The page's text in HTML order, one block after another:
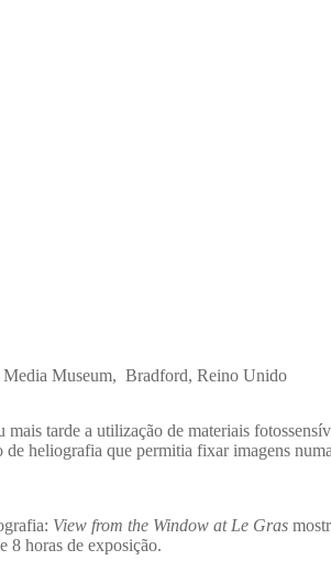
Media Museum, Bradford, Reino Unido
tarde a utilização de materiais
heliografia que permitia fixar imagens
View from the Window at Le Gras
8 horas de exposição.